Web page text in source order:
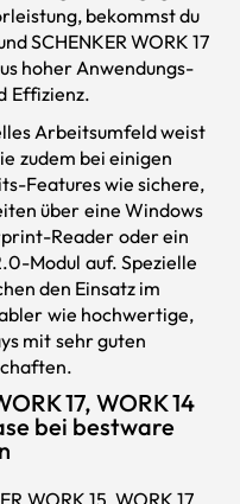
bekommst du
SCHENKER WORK 17
hoher Anwendungs-
Effizienz.
Arbeitsumfeld weist
zudem bei einigen
Features wie sichere,
über eine Windows
Reader oder ein
Modul auf. Spezielle
den Einsatz im
wie hochwertige,
mit sehr guten
17, WORK 14
bei bestware
WORK 15, WORK 17,